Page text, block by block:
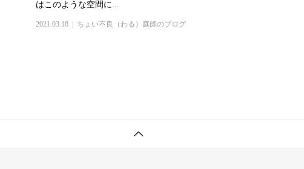
はこのような空間に...
2021.03.18 ちょい不良（わる）庭師のブログ